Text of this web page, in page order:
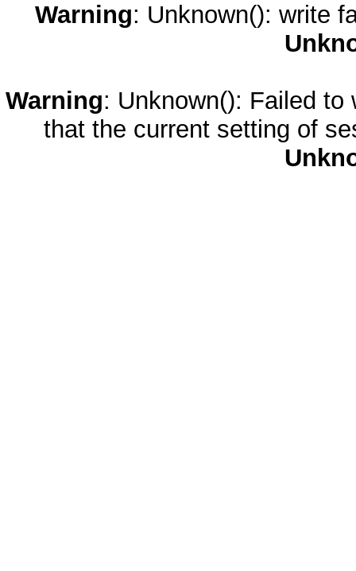
Warning: Unknown(): write
Warning: Unknown(): Failed
that the current setting of